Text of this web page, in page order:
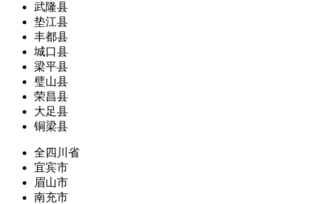
武隆县
垫江县
丰都县
城口县
梁平县
璧山县
荣昌县
大足县
铜梁县
全四川省
宜宾市
眉山市
南充市